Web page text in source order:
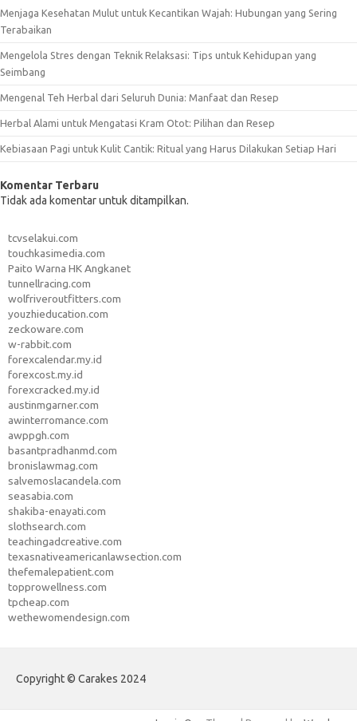
Menjaga Kesehatan Mulut untuk Kecantikan Wajah: Hubungan yang Sering
Terabaikan
Mengelola Stres dengan Teknik Relaksasi: Tips untuk Kehidupan yang
Seimbang
Mengenal Teh Herbal dari Seluruh Dunia: Manfaat dan Resep
Herbal Alami untuk Mengatasi Kram Otot: Pilihan dan Resep
Kebiasaan Pagi untuk Kulit Cantik: Ritual yang Harus Dilakukan Setiap Hari
Komentar Terbaru
Tidak ada komentar untuk ditampilkan.
tcvselakui.com
touchkasimedia.com
Paito Warna HK Angkanet
tunnellracing.com
wolfriveroutfitters.com
youzhieducation.com
zeckoware.com
w-rabbit.com
forexcalendar.my.id
forexcost.my.id
forexcracked.my.id
austinmgarner.com
awinterromance.com
awppgh.com
basantpradhanmd.com
bronislawmag.com
salvemoslacandela.com
seasabia.com
shakiba-enayati.com
slothsearch.com
teachingadcreative.com
texasnativeamericanlawsection.com
thefemalepatient.com
topprowellness.com
tpcheap.com
wethewomendesign.com
Copyright © Carakes 2024